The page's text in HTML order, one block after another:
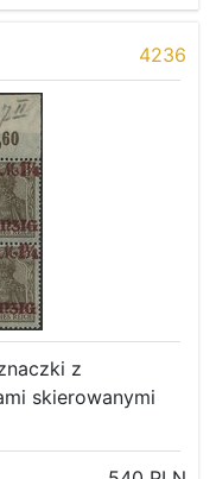
4236
z
skierowanymi